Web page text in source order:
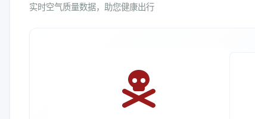
实时空气质量数据，助您健康出行